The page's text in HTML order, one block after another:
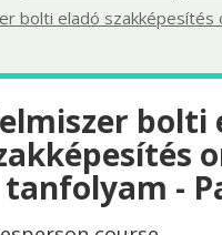
bolti eladó szakképesítés
bolti
tanfolyam -